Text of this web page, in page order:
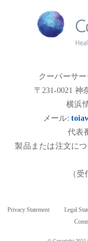
クーパーサ
〒231-0021 神
横浜
メール:
代表
製品または注文に
（
Privacy Statement Legal